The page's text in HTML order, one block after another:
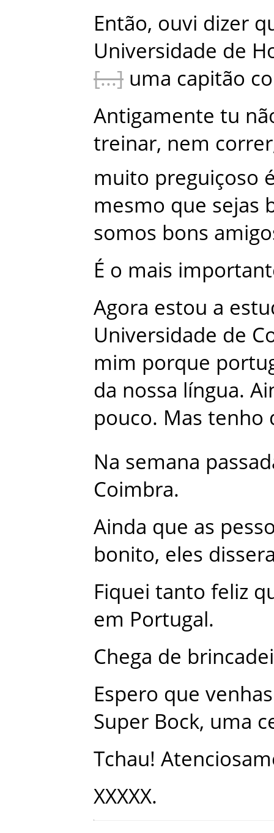
Então, ouvi dizer
Universidade de
uma capitão
Antigamente tu
treinar, nem correr
muito preguiçoso
mesmo que sejas
somos bons
É o mais
Agora estou a
Universidade de
mim porque
da nossa língua.
pouco. Mas tenho
Na semana
Coimbra.
Ainda que as
bonito, eles
Fiquei tanto feliz
em Portugal.
Chega de
Espero que venhas
Super Bock, uma
Tchau!
XXXXX.